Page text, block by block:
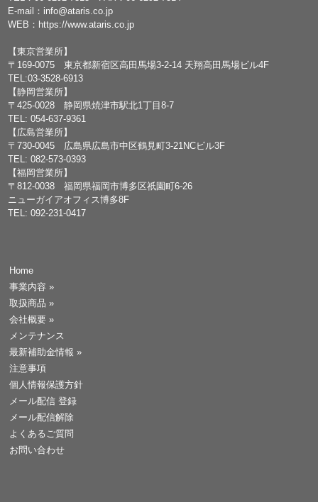
E-mail： info@ataris.co.jp
WEB： https://www.ataris.co.jp
【東京営業所】
〒169-0075 東京都新宿区高田馬場3-2-14 天翔高田馬場ビル4F
TEL:03-3528-6913
【静岡営業所】
〒425-0028 静岡県焼津市駅北1丁目8-7
TEL: 054-637-9361
【広島営業所】
〒730-0045 広島県広島市中区鶴見町3-21NCビル3F
TEL: 082-573-0393
【福岡営業所】
〒812-0038 福岡県福岡市博多区祇園町6-26
ニューガイアオフィス博多8F
TEL: 092-231-0417
Home
事業内容 »
取扱商品 »
会社概要 »
メンテナンス
最新補助金情報 »
注意事項
個人情報保護方針
メール配信 登録
メール配信解除
よくあるご質問
お問い合わせ